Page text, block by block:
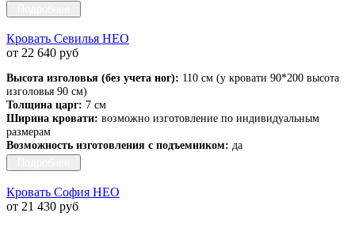
Кровать Севилья НЕО
от 22 640 руб
Высота изголовья (без учета ног): 110 см (у кровати 90*200 высота
изголовья 90 см)
Толщина царг: 7 см
Ширина кровати: возможно изготовление по индивидуальным
размерам
Возможность изготовления с подъемником: да
Кровать София НЕО
от 21 430 руб